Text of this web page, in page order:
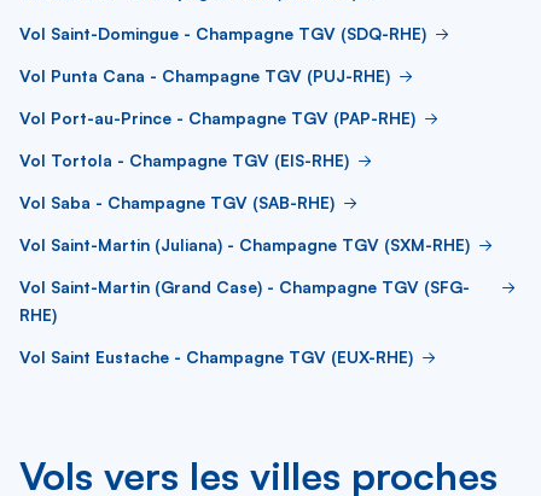
Vol Saint-Domingue - Champagne TGV (SDQ-RHE)
Vol Punta Cana - Champagne TGV (PUJ-RHE)
Vol Port-au-Prince - Champagne TGV (PAP-RHE)
Vol Tortola - Champagne TGV (EIS-RHE)
Vol Saba - Champagne TGV (SAB-RHE)
Vol Saint-Martin (Juliana) - Champagne TGV (SXM-RHE)
Vol Saint-Martin (Grand Case) - Champagne TGV (SFG-
RHE)
Vol Saint Eustache - Champagne TGV (EUX-RHE)
Vols vers les villes proches